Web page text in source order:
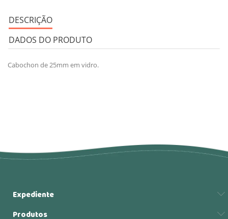
DESCRIÇÃO
DADOS DO PRODUTO
Cabochon de 25mm em vidro.
Expediente
Produtos